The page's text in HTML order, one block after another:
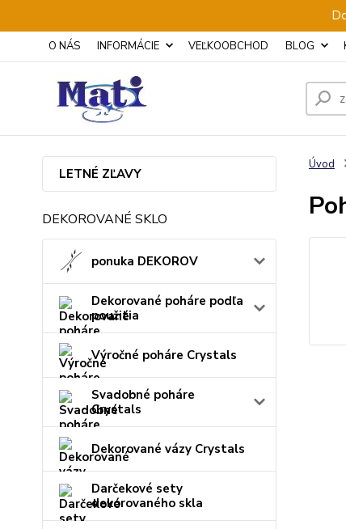
O NÁS INFORMÁCIE VEĽKOOBCHOD BLOG
LETNÉ ZĽAVY
DEKOROVANÉ SKLO
ponuka DEKOROV
Dekorované poháre podľa
použitia
Výročné poháre Crystals
Svadobné poháre
Crystals
Dekorované vázy Crystals
Darčekové sety
dekorovaného skla
Úvod